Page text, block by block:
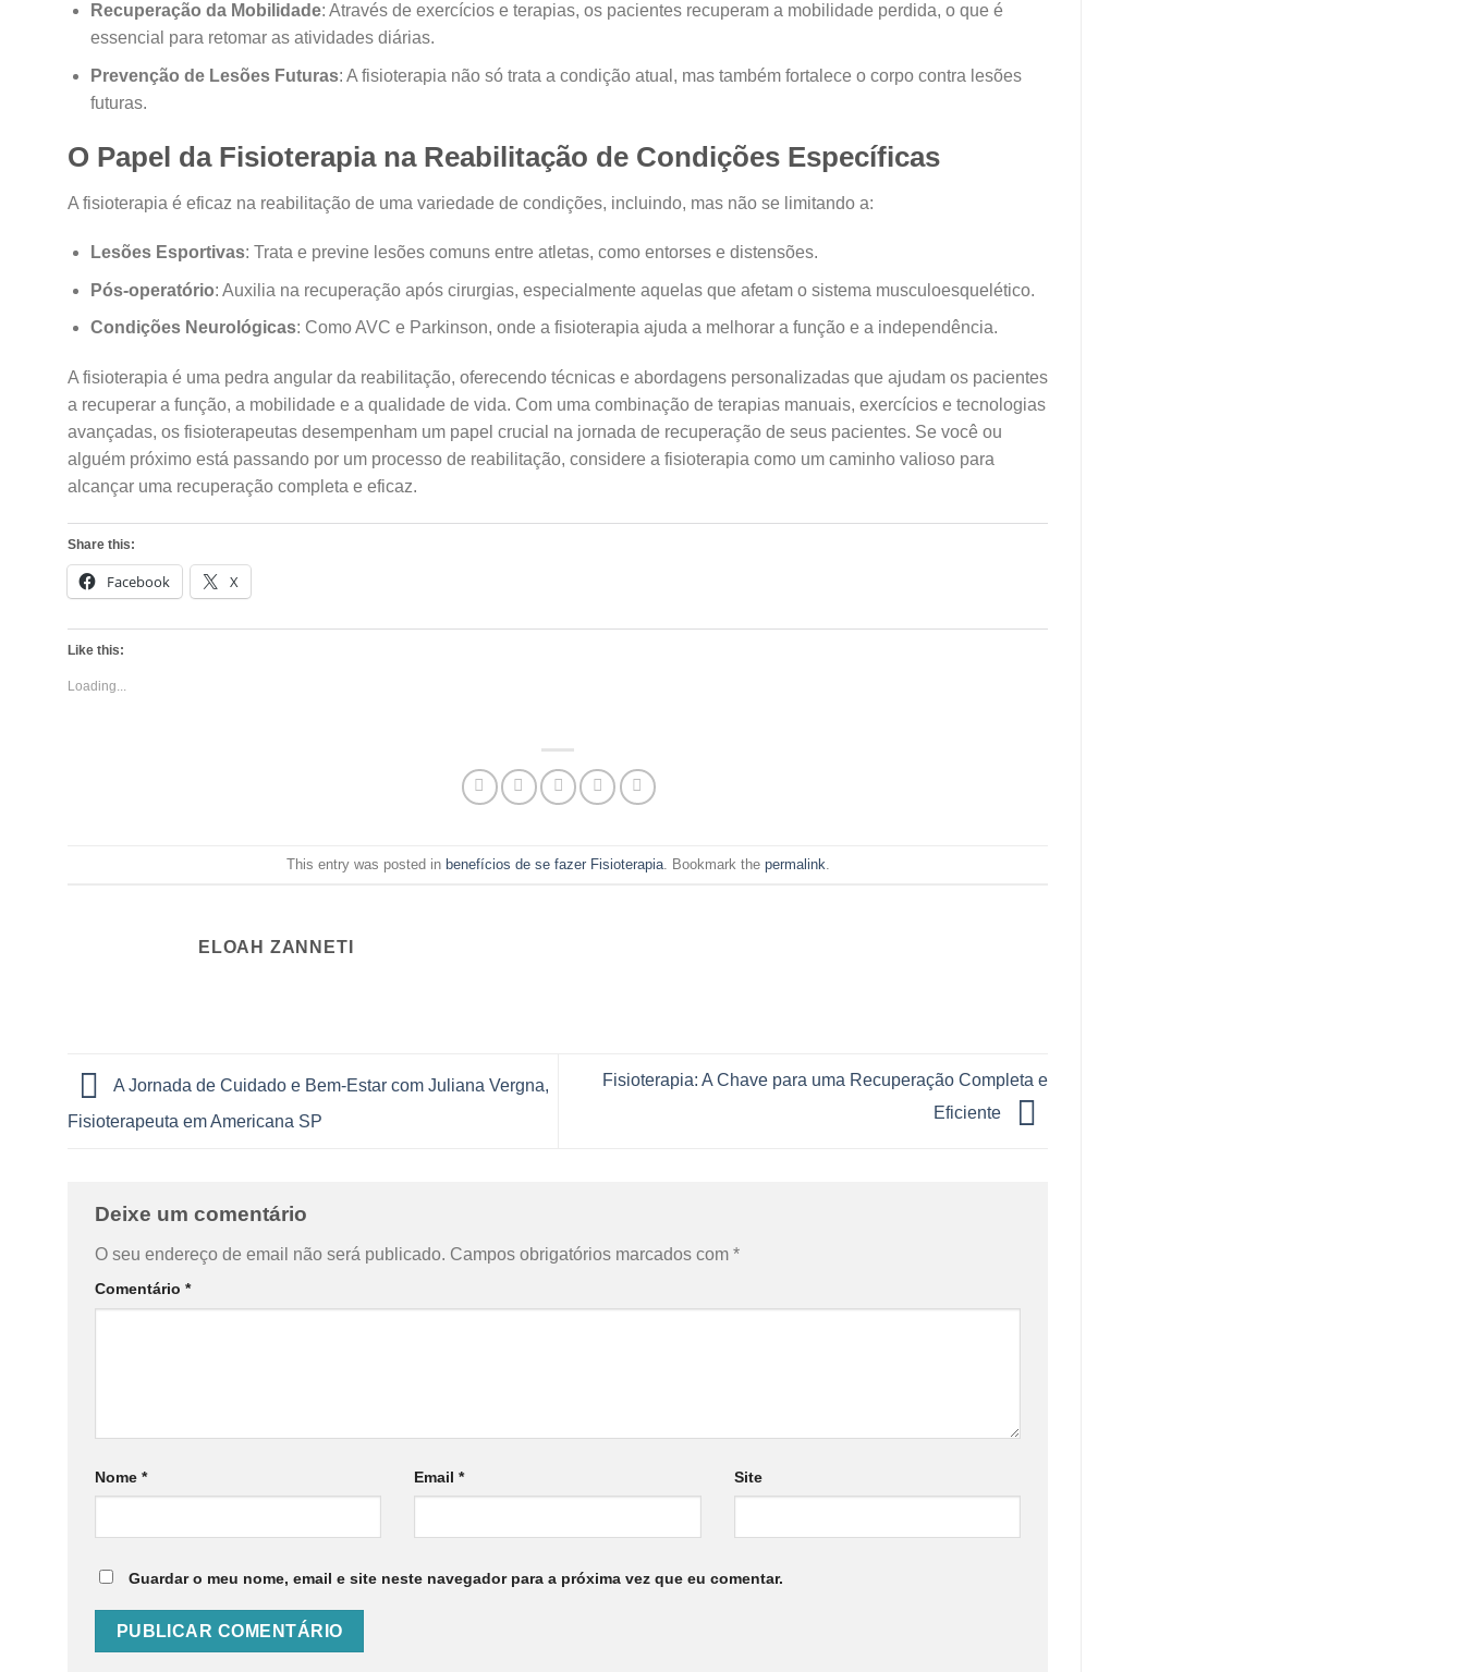
Recuperação da Mobilidade: Através de exercícios e terapias, os pacientes recuperam a mobilidade perdida, o que é
essencial para retomar as atividades diárias.
Prevenção de Lesões Futuras: A fisioterapia não só trata a condição atual, mas também fortalece o corpo contra lesões
futuras.
O Papel da Fisioterapia na Reabilitação de Condições Específicas
A fisioterapia é eficaz na reabilitação de uma variedade de condições, incluindo, mas não se limitando a:
Lesões Esportivas: Trata e previne lesões comuns entre atletas, como entorses e distensões.
Pós-operatório: Auxilia na recuperação após cirurgias, especialmente aquelas que afetam o sistema musculoesquelético.
Condições Neurológicas: Como AVC e Parkinson, onde a fisioterapia ajuda a melhorar a função e a independência.
A fisioterapia é uma pedra angular da reabilitação, oferecendo técnicas e abordagens personalizadas que ajudam os pacientes
a recuperar a função, a mobilidade e a qualidade de vida. Com uma combinação de terapias manuais, exercícios e tecnologias
avançadas, os fisioterapeutas desempenham um papel crucial na jornada de recuperação de seus pacientes. Se você ou
alguém próximo está passando por um processo de reabilitação, considere a fisioterapia como um caminho valioso para
alcançar uma recuperação completa e eficaz.
Share this:
Facebook X
Like this:
Loading...
This entry was posted in benefícios de se fazer Fisioterapia. Bookmark the permalink
ELOAH ZANNETI
A Jornada de Cuidado e Bem-Estar com Juliana Vergna,
Fisioterapeuta em Americana SP
Fisioterapia: A Chave para uma Recuperação Completa e
Eficiente
Deixe um comentário
O seu endereço de email não será publicado. Campos obrigatórios marcados com *
Comentário *
Nome * Email* Site
Guardar o meu nome, email e site neste navegador para a próxima vez que eu comentar.